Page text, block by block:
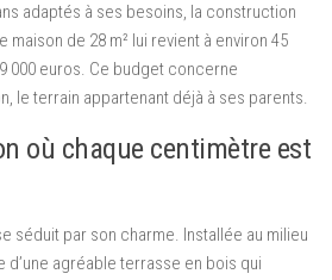
adaptés à ses besoins, la construction
maison de 28 m² lui revient à environ 45
000 euros. Ce budget concerne
le terrain appartenant déjà à ses parents.
où chaque centimètre est
séduit par son charme. Installée au milieu
agréable terrasse en bois qui